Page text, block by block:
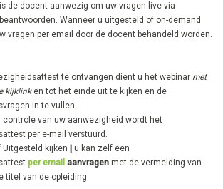
de docent aanwezig om uw vragen live via
Wanneer u uitgesteld of on-demand
vragen per email door de docent behandeld worden.
te ontvangen dient u het webinar met
kijklink en tot het einde uit te kijken en de
in te vullen.
controle van uw aanwezigheid wordt het
per e-mail verstuurd.
Uitgesteld kijken
u kan zelf een
per email aanvragen met de vermelding van
titel van de opleiding